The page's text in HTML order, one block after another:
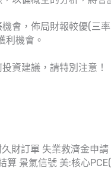
會，佈局財報較優(三
利機會。
資建議，請特別注意！
財訂單 失業救濟金申請
算 景氣信號 美:核心